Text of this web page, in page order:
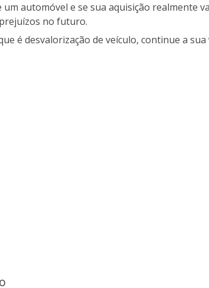
automóvel e se sua aquisição realmente
no futuro.
é desvalorização de veículo, continue a